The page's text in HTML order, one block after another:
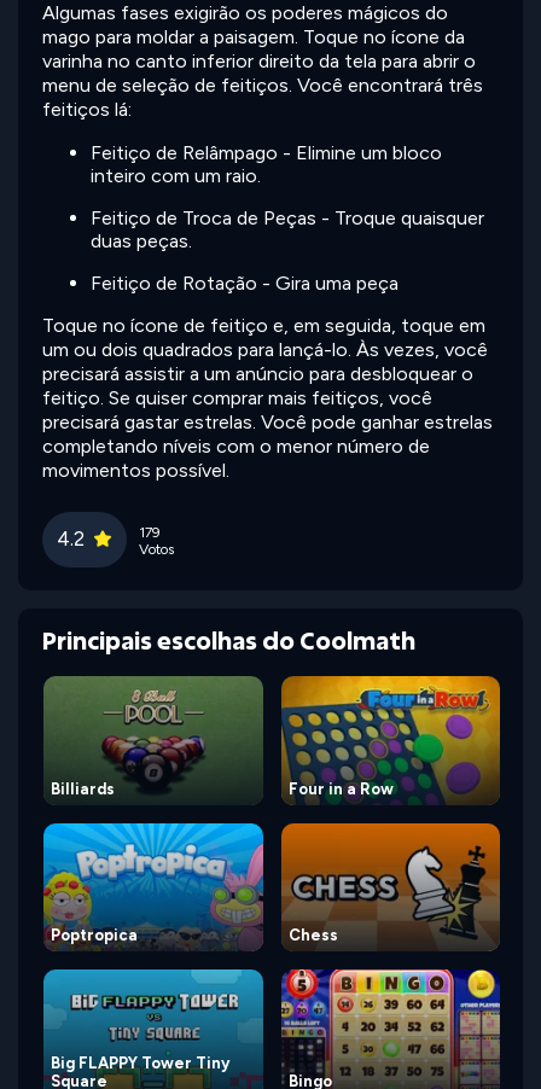
Algumas fases exigirão os poderes mágicos do
mago para moldar a paisagem. Toque no ícone da
varinha no canto inferior direito da tela para abrir o
menu de seleção de feitiços. Você encontrará três
feitiços lá:
Feitiço de Relâmpago - Elimine um bloco
inteiro com um raio.
Feitiço de Troca de Peças - Troque quaisquer
duas peças.
Feitiço de Rotação - Gira uma peça
Toque no ícone de feitiço e, em seguida, toque em
um ou dois quadrados para lançá-lo. Às vezes, você
precisará assistir a um anúncio para desbloquear o
feitiço. Se quiser comprar mais feitiços, você
precisará gastar estrelas. Você pode ganhar estrelas
completando níveis com o menor número de
movimentos possível.
4.2
179
Votos
Principais escolhas do Coolmath
Billiards Four in a Row
Poptropica Chess
Big FLAPPY Tower Tiny
Square
Bingo